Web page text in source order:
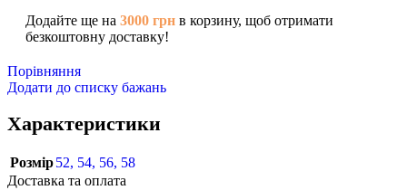
Додайте ще на 3000 грн в корзину, щоб отримати
безкоштовну доставку!
Порівняння
Додати до списку бажань
Характеристики
Розмір52, 54, 56, 58
Доставка та оплата